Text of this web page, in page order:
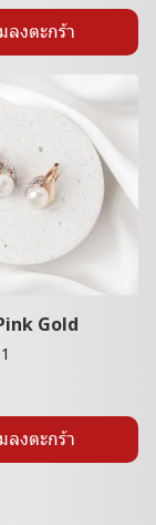
ลงตะกร้า
Gold
ลงตะกร้า